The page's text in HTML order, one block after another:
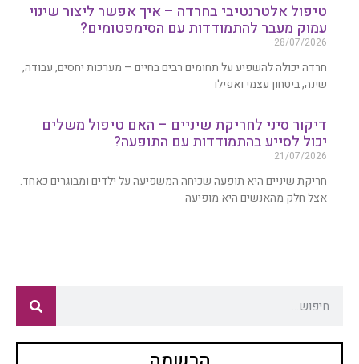
טיפול אלטרנטיבי בחרדה – איך אפשר ליצור שינוי
עמוק מעבר להתמודדות עם הסימפטומים?
28/07/2026
חרדה יכולה להשפיע על תחומים רבים בחיים – מערכות יחסים, עבודה,
שינה, ביטחון עצמי ואפילו
דיקור סיני לחריקת שיניים – האם טיפול משלים
יכול לסייע בהתמודדות עם התופעה?
21/07/2026
חריקת שיניים היא תופעה שכיחה המשפיעה על ילדים ומבוגרים כאחד.
אצל חלק מהאנשים היא מופיעה